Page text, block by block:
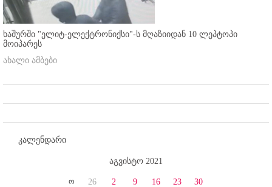
ხაშურში "ელიტ-ელექტრონიქსი"-ს მღაზიიდან 10 ლეპტოპი
მოიპარეს
ახალი ამბები
კალენდარი
აგვისტო 2021
ო 26 2 9 16 23 30